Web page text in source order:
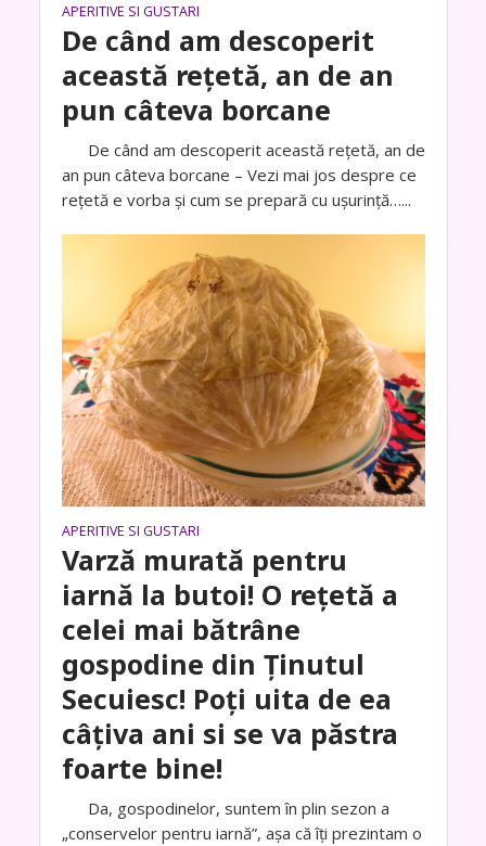
APERITIVE SI GUSTARI
De când am descoperit
această rețetă, an de an
pun câteva borcane
De când am descoperit această rețetă, an de
an pun câteva borcane – Vezi mai jos despre ce
rețetă e vorba și cum se prepară cu ușurință…...
APERITIVE SI GUSTARI
Varză murată pentru
iarnă la butoi! O reţetă a
celei mai bătrâne
gospodine din Ţinutul
Secuiesc! Poţi uita de ea
câţiva ani si se va păstra
foarte bine!
Da, gospodinelor, suntem în plin sezon a
„conservelor pentru iarnă”, aşa că îţi prezintam o